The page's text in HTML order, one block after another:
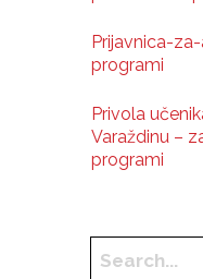
Prijavnica-
programi
Privola
Varaždinu –
programi